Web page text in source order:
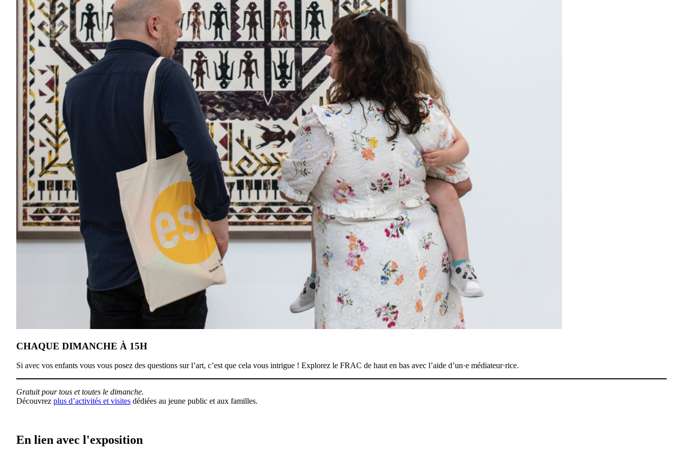
CHAQUE DIMANCHE À 15H
Si avec vos enfants vous vous posez des questions sur l’art, c’est que cela vous intrigue ! Explorez le FRAC de haut en bas avec l’aide d’un·e médiateur·rice.
Gratuit pour tous et toutes le dimanche.
Découvrez plus d’activités et visites dédiées au jeune public et aux familles.
En lien avec l'exposition